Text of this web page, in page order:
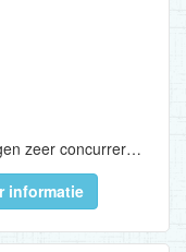
OHRA biedt uitstekende producten tegen zeer concurrerende prijzen. Sluit een caravanverzekering af en verdien € 6 terug in jouw account...
informatie